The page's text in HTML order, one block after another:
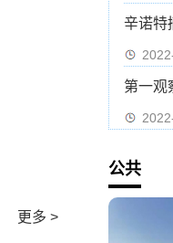
更多 >
公共